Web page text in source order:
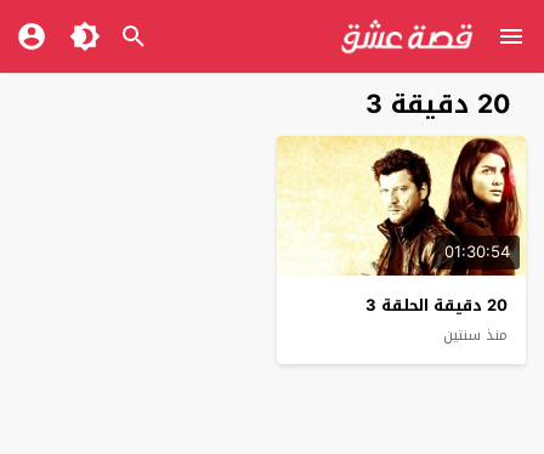
20 دقيقة 3
01:30:54
20 دقيقة الحلقة 3
منذ سنتين